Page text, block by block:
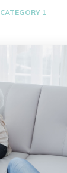
CATEGORY 1